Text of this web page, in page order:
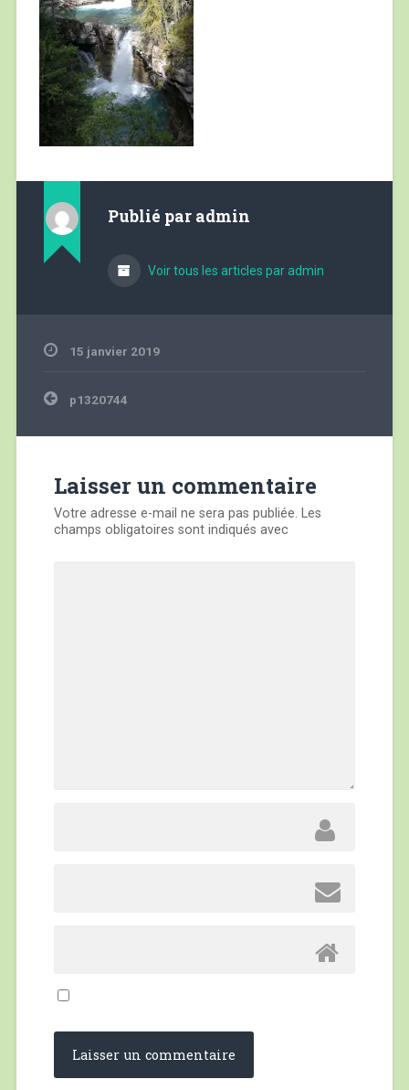
Publié par admin
Voir tous les articles par admin
15 janvier 2019
Navigation
de
p1320744
Laisser un commentaire
Votre adresse e-mail ne sera pas publiée. Les
champs obligatoires sont indiqués avec